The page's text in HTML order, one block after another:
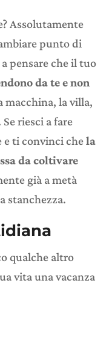
Assolutamente
punto di
pensare che il tuo
da te e non
macchina, la villa,
riesci a fare
e ti convinci chela
da coltivare
già a metà
stanchezza.
qualche altro
vita una vacanza